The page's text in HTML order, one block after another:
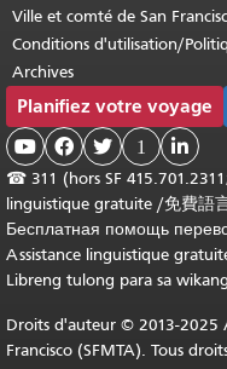
Ville et comté de San
Conditions d'utilisation/
Archives
Planifiez votre voyage
   1 
☎ 311 (hors SF
linguistique gratuite /免費語
Бесплатная помощь
Assistance linguistique
Libreng tulong para sa
Droits d'auteur © 2013-2025
Francisco (SFMTA). Tous